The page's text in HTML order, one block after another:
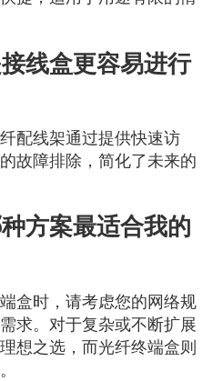
线盒更容易进行
配线架通过提供快速访
故障排除，简化了未来的
方案最适合我的
盒时，请考虑您的网络规
求。对于复杂或不断扩展
想之选，而光纤终端盒则